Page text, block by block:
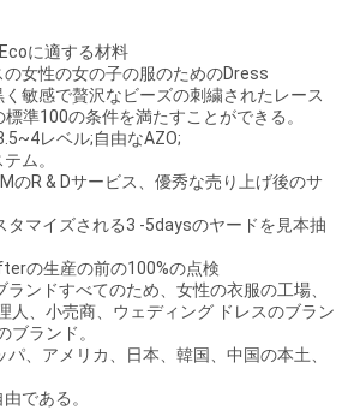
に適する材料
女性の女の子の服のためのDress
敏感で贅沢なビーズの刺繍されたレース
準100の条件を満たすことができる。
レベル;自由なAZO;
ム。
のR & Dサービス、優秀な売り上げ後のサ
タマイズされる3 -5daysのヤードを見本抽
の生産の前の100%の点検
ランドすべてのため、女性の衣服の工場、
人、小売商、ウェディング ドレスのブラン
ブランド。
パ、アメリカ、日本、韓国、中国の本土、
である。